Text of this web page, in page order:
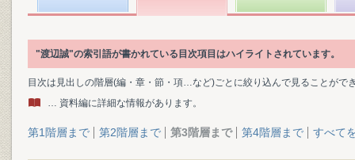
"渡辺誠"の索引語が書かれている目次項目はハイライトされています。
目次は見出しの階層(編・章・節・項…など)ごとに絞り込んで見ることがで
… 資料編に詳細な情報があります。
第1階層まで 第2階層まで 第3階層まで 第4階層まで すべて